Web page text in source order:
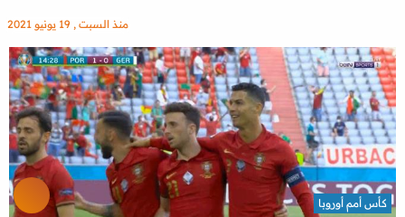
منذ السبت , 19 يونيو 2021
كأس أمم أوروبا